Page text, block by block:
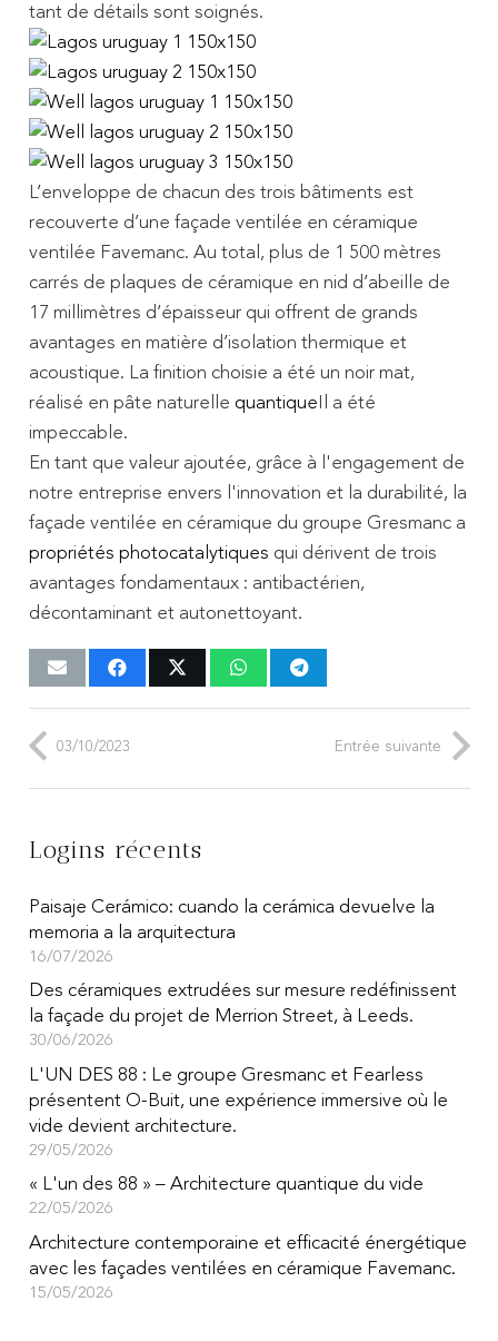
tant de détails sont soignés.
L’enveloppe de chacun des trois bâtiments est
recouverte d’une façade ventilée en céramique
ventilée Favemanc. Au total, plus de 1 500 mètres
carrés de plaques de céramique en nid d’abeille de
17 millimètres d’épaisseur qui offrent de grands
avantages en matière d’isolation thermique et
acoustique. La finition choisie a été un noir mat,
réalisé en pâte naturelle quantique Il a été
impeccable.
En tant que valeur ajoutée, grâce à l'engagement de
notre entreprise envers l'innovation et la durabilité, la
façade ventilée en céramique du groupe Gresmanc a
propriétés photocatalytiques qui dérivent de trois
avantages fondamentaux : antibactérien,
décontaminant et autonettoyant.
03/10/2023 Entrée suivante
Logins récents
Paisaje Cerámico: cuando la cerámica devuelve la
memoria a la arquitectura
16/07/2026
Des céramiques extrudées sur mesure redéfinissent
la façade du projet de Merrion Street, à Leeds.
30/06/2026
L'UN DES 88 : Le groupe Gresmanc et Fearless
présentent O-Buit, une expérience immersive où le
vide devient architecture.
29/05/2026
« L'un des 88 » – Architecture quantique du vide
22/05/2026
Architecture contemporaine et efficacité énergétique
avec les façades ventilées en céramique Favemanc.
15/05/2026